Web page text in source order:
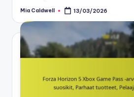
Posted
Mia Caldwell 13/03/2026